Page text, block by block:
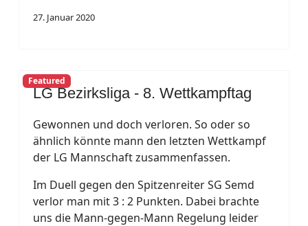
27. Januar 2020
Featured
LG Bezirksliga - 8. Wettkampftag
Gewonnen und doch verloren. So oder so
ähnlich könnte mann den letzten Wettkampf
der LG Mannschaft zusammenfassen.
Im Duell gegen den Spitzenreiter SG Semd
verlor man mit 3 : 2 Punkten. Dabei brachte
uns die Mann-gegen-Mann Regelung leider